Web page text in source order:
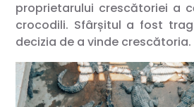
proprietarului crescătoriei a
crocodili. Sfârșitul a fost
decizia de a vinde crescătoria.